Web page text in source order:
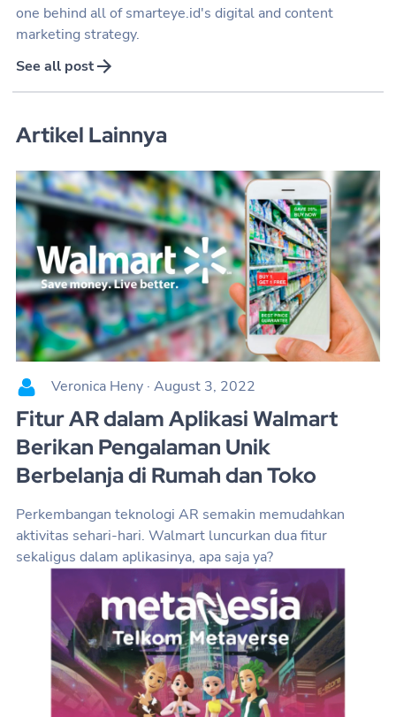
one behind all of smarteye.id's digital and content
marketing strategy.
See all post
Artikel Lainnya
Veronica Heny · August 3, 2022
Fitur AR dalam Aplikasi Walmart
Berikan Pengalaman Unik
Berbelanja di Rumah dan Toko
Perkembangan teknologi AR semakin memudahkan
aktivitas sehari-hari. Walmart luncurkan dua fitur
sekaligus dalam aplikasinya, apa saja ya?